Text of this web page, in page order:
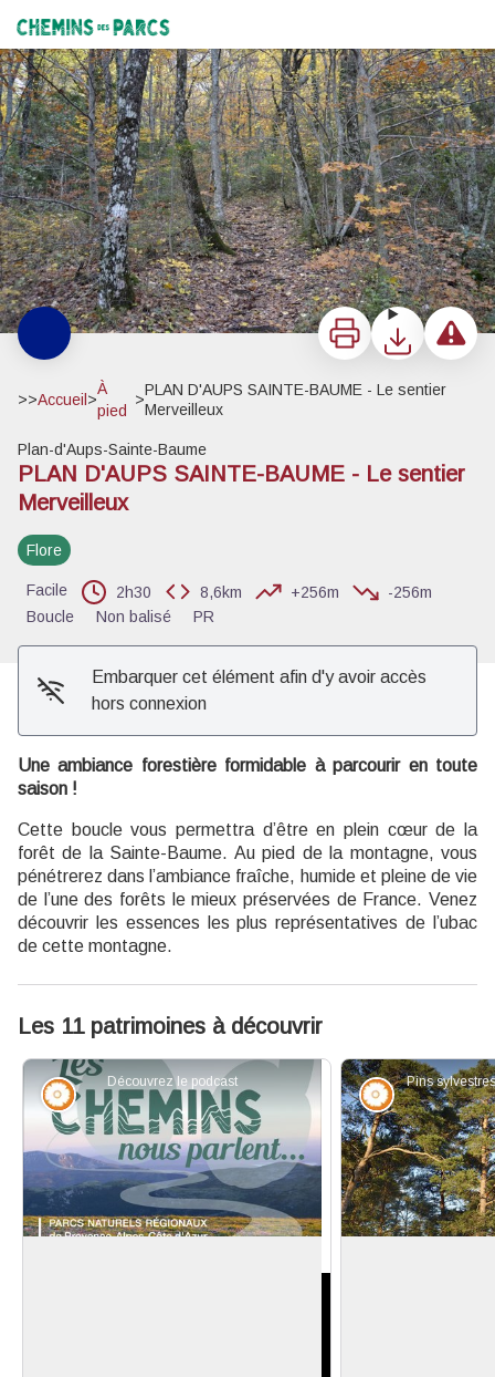
Chemins des Parcs
ImprimerTéléchargerSignaler
>>Accueil >
À
pied
>
PLAN D'AUPS SAINTE-BAUME - Le sentier
Merveilleux
Plan-d'Aups-Sainte-Baume
PLAN D'AUPS SAINTE-BAUME - Le sentier
Merveilleux
Flore
Facile 2h30 8,6km +256m
-256m
Boucle
Non balisé PR
Embarquer cet élément afin d'y avoir accès
hors connexion
Une ambiance forestière formidable à parcourir en toute
saison !
Cette boucle vous permettra d’être en plein cœur de la
forêt de la Sainte-Baume. Au pied de la montagne, vous
pénétrerez dans l’ambiance fraîche, humide et pleine de vie
de l’une des forêts le mieux préservées de France. Venez
découvrir les essences les plus représentatives de l’ubac
de cette montagne.
Les 11 patrimoines à découvrir
Découvrez le podcast
Flore Flore